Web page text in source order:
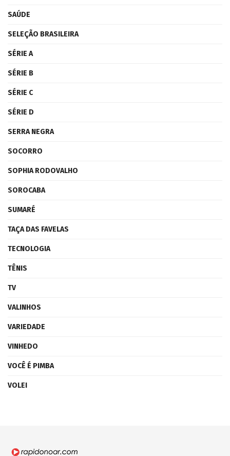
SAÚDE
SELEÇÃO BRASILEIRA
SÉRIE A
SÉRIE B
SÉRIE C
SÉRIE D
SERRA NEGRA
SOCORRO
SOPHIA RODOVALHO
SOROCABA
SUMARÉ
TAÇA DAS FAVELAS
TECNOLOGIA
TÊNIS
TV
VALINHOS
VARIEDADE
VINHEDO
VOCÊ É PIMBA
VOLEI